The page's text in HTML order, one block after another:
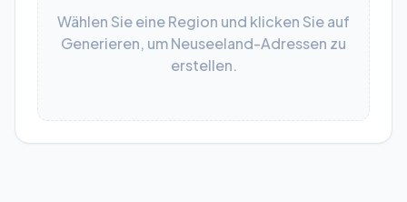
Wählen Sie eine Region und klicken Sie auf
Generieren, um Neuseeland-Adressen zu
erstellen.